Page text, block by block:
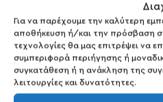
Για να παρέχουμε την καλύτερη
αποθήκευση ή/και την πρόσβαση
τεχνολογίες θα μας επιτρέψει να
συμπεριφορά περιήγησης ή
συγκατάθεση ή η ανάκληση της
λειτουργίες και δυνατότητες.